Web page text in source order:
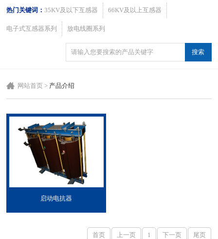
热门关键词：35KV及以下互感器 66KV及以上互感器
电子式互感器系列 放电线圈系列
网站首页 > 产品介绍
启动电抗器
首页 上一页 1 下一页 尾页